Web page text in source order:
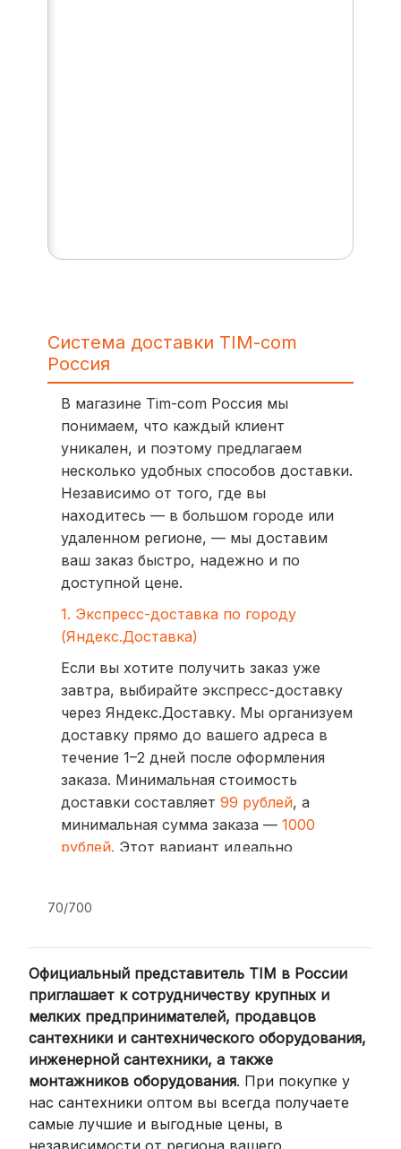
Система доставки TIM-com
Россия
В магазине Tim-com Россия мы
понимаем, что каждый клиент
уникален, и поэтому предлагаем
несколько удобных способов доставки.
Независимо от того, где вы
находитесь — в большом городе или
удаленном регионе, — мы доставим
ваш заказ быстро, надежно и по
доступной цене.
1. Экспресс-доставка по городу
(Яндекс.Доставка)
Если вы хотите получить заказ уже
завтра, выбирайте экспресс-доставку
через Яндекс.Доставку. Мы организуем
доставку прямо до вашего адреса в
течение 1–2 дней после оформления
заказа. Минимальная стоимость
доставки составляет 99 рублей, а
минимальная сумма заказа — 1000
рублей. Этот вариант идеально
компании (СДЭК, BoxBerry, DPD)
Для клиентов из других регионов
России мы сотрудничаем с
проверенными транспортными
компаниями:
СДЭК: Выбирайте доставку до
пункта выдачи (от 2 дней) или
курьером до двери (от 3 дней).
70/700
Официальный представитель TIM в России
приглашает к сотрудничеству крупных и
мелких предпринимателей, продавцов
сантехники и сантехнического оборудования,
инженерной сантехники, а также
монтажников оборудования. При покупке у
нас сантехники оптом вы всегда получаете
самые лучшие и выгодные цены, в
независимости от региона вашего